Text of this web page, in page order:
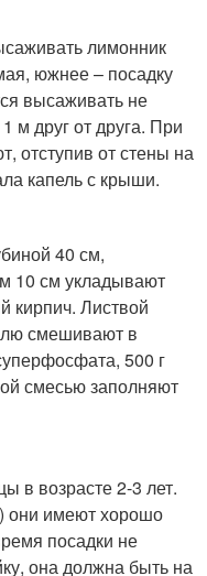
лимонник
южнее – посадку
высаживать не
м друг от друга. При
отступив от стены на
капель с крыши.
40 см,
10 см укладывают
кирпич. Листвой
смешивают в
500 г
смесью заполняют
в возрасте 2-3 лет.
они имеют хорошо
посадки не
она должна быть на